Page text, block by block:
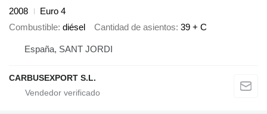
2008
Euro 4
Combustible diésel Cantidad de asientos 39 + C
España, SANT JORDI
CARBUSEXPORT S.L.